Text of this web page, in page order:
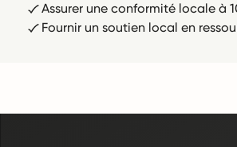
Assurer une conformité locale à
Fournir un soutien local en